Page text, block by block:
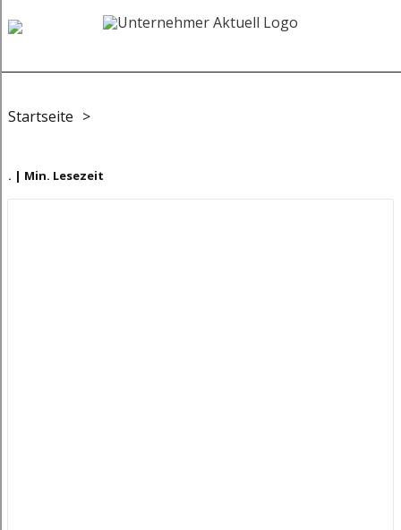
Startseite >
. | Min. Lesezeit